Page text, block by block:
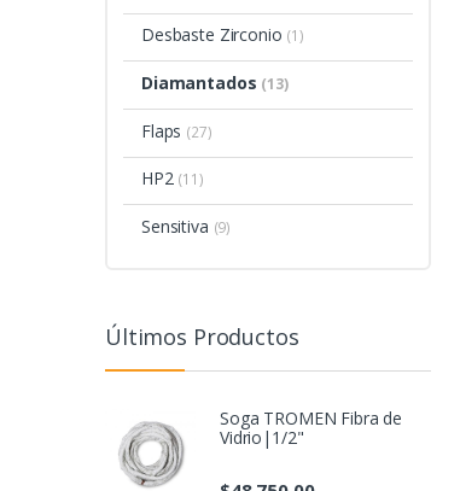
Desbaste Zirconio (1)
Diamantados (13)
Flaps (27)
HP2 (11)
Sensitiva (9)
Últimos Productos
Soga TROMEN Fibra de
Vidrio|1/2"